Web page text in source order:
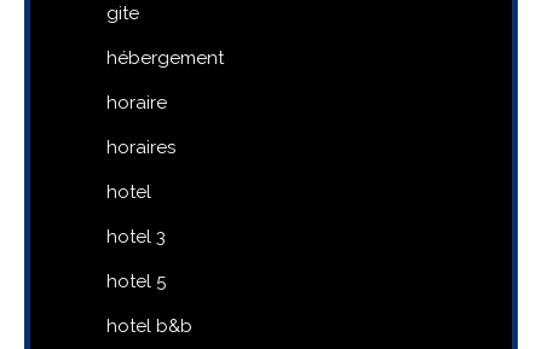
gite
hébergement
horaire
horaires
hotel
hotel 3
hotel 5
hotel b&b